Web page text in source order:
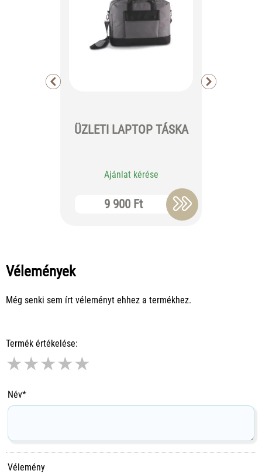
ÜZLETI LAPTOP TÁSKA
Ajánlat kérése
9 900 Ft
Vélemények
Még senki sem írt véleményt ehhez a termékhez.
Termék értékelése:
★★★★★
Név*
Vélemény